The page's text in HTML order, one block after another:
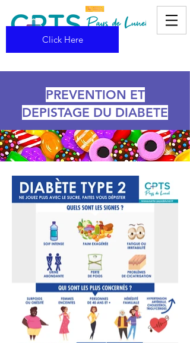
Click Here
PREVENTION ET
DEPISTAGE DU DIABETE